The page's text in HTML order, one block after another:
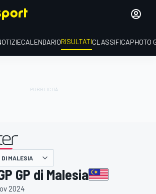
CALENDARIORISULTATICLASSIFICAPHOTO
DI MALESIA
GP di Malesia
2024